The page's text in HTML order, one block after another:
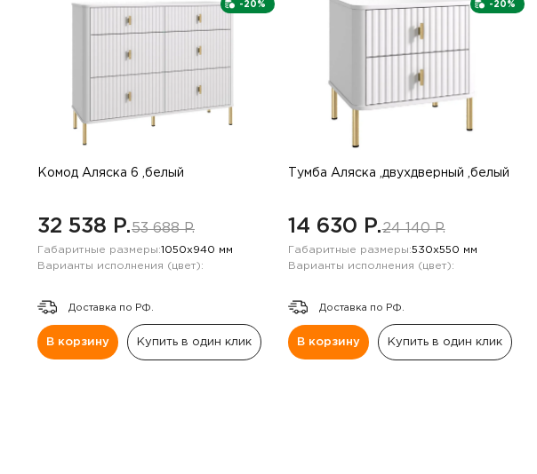
-20%
Комод Аляска 6 ,белый
32 538 P.53 688 P.
Габаритные размеры:1050х940 мм
Варианты исполнения (цвет):
Доставка по РФ.
В корзину Купить в один клик
-20%
Тумба Аляска ,двухдверный ,белый
14 630 P.24 140 P.
Габаритные размеры:530х550 мм
Варианты исполнения (цвет):
Доставка по РФ.
В корзину Купить в один клик